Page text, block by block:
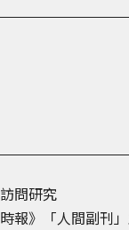
問研究
報》「人間副刊